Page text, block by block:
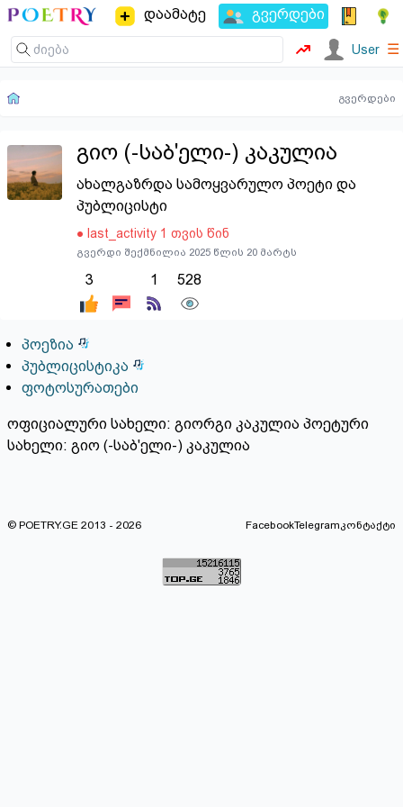
დაამატე გვერდები
User ☰
გვერდები
გიო (-საბ'ელი-) კაკულია
ახალგაზრდა სამოყვარულო პოეტი და
პუბლიცისტი
● last_activity 1 თვის წინ
გვერდი შექმნილია 2025 წლის 20 მარტს
3 1 528
პოეზია
პუბლიცისტიკა
ფოტოსურათები
ოფიციალური სახელი: გიორგი კაკულია პოეტური
სახელი: გიო (-საბ'ელი-) კაკულია
© POETRY.GE 2013 - 2026 FacebookTelegramკონტაქტი